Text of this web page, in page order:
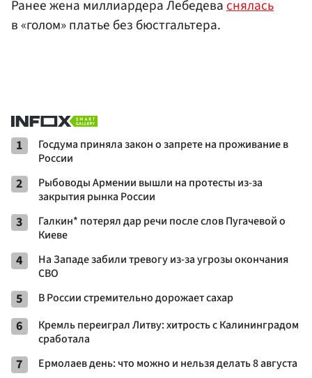
Ранее жена миллиардера Лебедеваснялась
в «голом» платье без бюстгальтера.
1
Госдума приняла закон о запрете на проживание в
России
2
Рыбоводы Армении вышли на протесты из-за
закрытия рынка России
3
Галкин* потерял дар речи после слов Пугачевой о
Киеве
4
На Западе забили тревогу из-за угрозы окончания
СВО
5 В России стремительно дорожает сахар
6
Кремль переиграл Литву: хитрость с Калининградом
сработала
7 Ермолаев день: что можно и нельзя делать 8 августа